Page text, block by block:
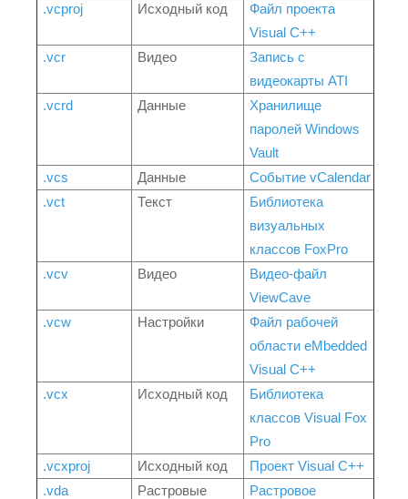
.vcproj
Исходный код
Файл проекта
Visual C++
.vcr
Видео
Запись с
видеокарты ATI
.vcrd
Данные
Хранилище
паролей Windows
Vault
.vcs
Данные
Событие vCalendar
.vct
Текст
Библиотека
визуальных
классов FoxPro
.vcv
Видео
Видео-файл
ViewCave
.vcw
Настройки
Файл рабочей
области eMbedded
Visual C++
.vcx
Исходный код
Библиотека
классов Visual Fox
Pro
.vcxproj
Исходный код
Проект Visual C++
.vda
Растровые
Растровое